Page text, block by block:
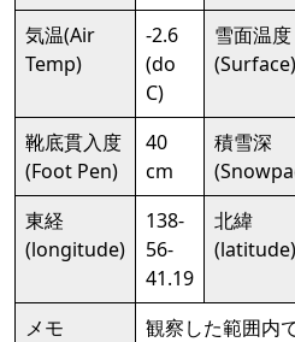
気温(Air
Temp)
-2.6
(do
C)
雪面温度
(Surface)
靴底貫入度
(Foot Pen)
40
cm
積雪深
東経
(longitude)
138-
56-
41.19
北緯
(latitude)
メモ
観察した範囲内